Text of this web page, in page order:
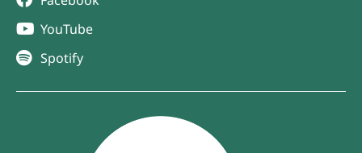
YouTube
Spotify